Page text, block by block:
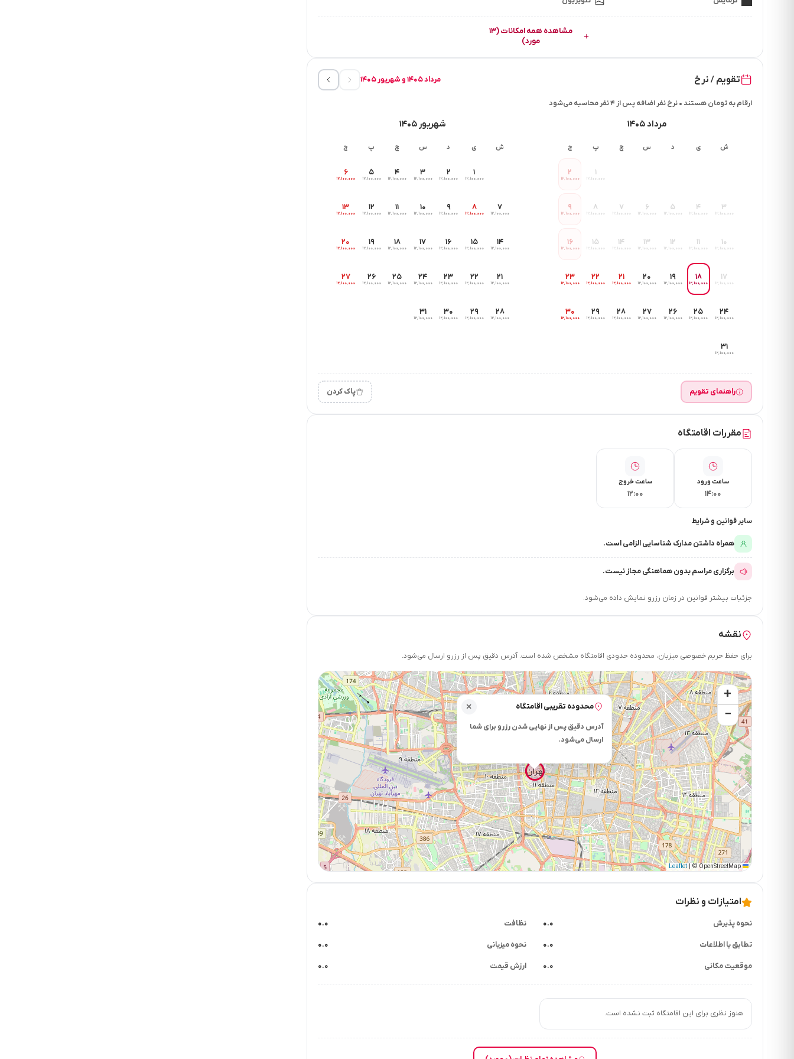
فاصله تا دسترسی های حمل ونقل چنددقیقه است ؟ 5 دقیقه
فاصله تا شهر یا خارج شهرچند دقیقه است؟ 5 دقیقه
مشاهده همه امکانات (۱۳
مورد)
تقویم / نرخ مرداد ۱۴۰۵ و شهریور ۱۴۰۵
ارقام به تومان هستند • نرخ نفر اضافه پس از ۴ نفر محاسبه می‌شود
مرداد ۱۴۰۵
ش ی د س چ پ ج
۱
۱۲٬۱۰۰٬۰۰۰
۲
۱۲٬۱۰۰٬۰۰۰
۳
۱۲٬۱۰۰٬۰۰۰
۴
۱۲٬۱۰۰٬۰۰۰
۵
۱۲٬۱۰۰٬۰۰۰
۶
۱۲٬۱۰۰٬۰۰۰
۷
۱۲٬۱۰۰٬۰۰۰
۸
۱۲٬۱۰۰٬۰۰۰
۹
۱۲٬۱۰۰٬۰۰۰
۱۰
۱۲٬۱۰۰٬۰۰۰
۱۱
۱۲٬۱۰۰٬۰۰۰
۱۲
۱۲٬۱۰۰٬۰۰۰
۱۳
۱۲٬۱۰۰٬۰۰۰
۱۴
۱۲٬۱۰۰٬۰۰۰
۱۵
۱۲٬۱۰۰٬۰۰۰
۱۶
۱۲٬۱۰۰٬۰۰۰
۱۷
۱۲٬۱۰۰٬۰۰۰
۱۸
۱۲٬۱۰۰٬۰۰۰
۱۹
۱۲٬۱۰۰٬۰۰۰
۲۰
۱۲٬۱۰۰٬۰۰۰
۲۱
۱۲٬۱۰۰٬۰۰۰
۲۲
۱۲٬۱۰۰٬۰۰۰
۲۳
۱۲٬۱۰۰٬۰۰۰
۲۴
۱۲٬۱۰۰٬۰۰۰
۲۵
۱۲٬۱۰۰٬۰۰۰
۲۶
۱۲٬۱۰۰٬۰۰۰
۲۷
۱۲٬۱۰۰٬۰۰۰
۲۸
۱۲٬۱۰۰٬۰۰۰
۲۹
۱۲٬۱۰۰٬۰۰۰
۳۰
۱۲٬۱۰۰٬۰۰۰
۳۱
۱۲٬۱۰۰٬۰۰۰
شهریور ۱۴۰۵
ش ی د س چ پ ج
۱
۱۲٬۱۰۰٬۰۰۰
۲
۱۲٬۱۰۰٬۰۰۰
۳
۱۲٬۱۰۰٬۰۰۰
۴
۱۲٬۱۰۰٬۰۰۰
۵
۱۲٬۱۰۰٬۰۰۰
۶
۱۲٬۱۰۰٬۰۰۰
۷
۱۲٬۱۰۰٬۰۰۰
۸
۱۲٬۱۰۰٬۰۰۰
۹
۱۲٬۱۰۰٬۰۰۰
۱۰
۱۲٬۱۰۰٬۰۰۰
۱۱
۱۲٬۱۰۰٬۰۰۰
۱۲
۱۲٬۱۰۰٬۰۰۰
۱۳
۱۲٬۱۰۰٬۰۰۰
۱۴
۱۲٬۱۰۰٬۰۰۰
۱۵
۱۲٬۱۰۰٬۰۰۰
۱۶
۱۲٬۱۰۰٬۰۰۰
۱۷
۱۲٬۱۰۰٬۰۰۰
۱۸
۱۲٬۱۰۰٬۰۰۰
۱۹
۱۲٬۱۰۰٬۰۰۰
۲۰
۱۲٬۱۰۰٬۰۰۰
۲۱
۱۲٬۱۰۰٬۰۰۰
۲۲
۱۲٬۱۰۰٬۰۰۰
۲۳
۱۲٬۱۰۰٬۰۰۰
۲۴
۱۲٬۱۰۰٬۰۰۰
۲۵
۱۲٬۱۰۰٬۰۰۰
۲۶
۱۲٬۱۰۰٬۰۰۰
۲۷
۱۲٬۱۰۰٬۰۰۰
۲۸
۱۲٬۱۰۰٬۰۰۰
۲۹
۱۲٬۱۰۰٬۰۰۰
۳۰
۱۲٬۱۰۰٬۰۰۰
۳۱
۱۲٬۱۰۰٬۰۰۰
راهنمای تقویم پاک کردن
مقررات اقامتگاه
ساعت ورود
۱۴:۰۰
ساعت خروج
۱۲:۰۰
سایر قوانین و شرایط
همراه داشتن مدارک شناسایی الزامی است.
برگزاری مراسم بدون هماهنگی مجاز نیست.
جزئیات بیشتر قوانین در زمان رزرو نمایش داده می‌شود.
نقشه
برای حفظ حریم خصوصی میزبان، محدوده حدودی اقامتگاه مشخص شده است. آدرس دقیق پس از رزرو ارسال می‌شود.
محدوده تقریبی اقامتگاه
آدرس دقیق پس از نهایی شدن رزرو برای شما
ارسال می‌شود.
×
+
−
Leaflet
© OpenStreetMap
امتیازات و نظرات
نحوه پذیرش ۰.۰ نظافت ۰.۰
تطابق با اطلاعات ۰.۰ نحوه میزبانی ۰.۰
موقعیت مکانی ۰.۰ ارزش قیمت ۰.۰
هنوز نظری برای این اقامتگاه ثبت نشده است.